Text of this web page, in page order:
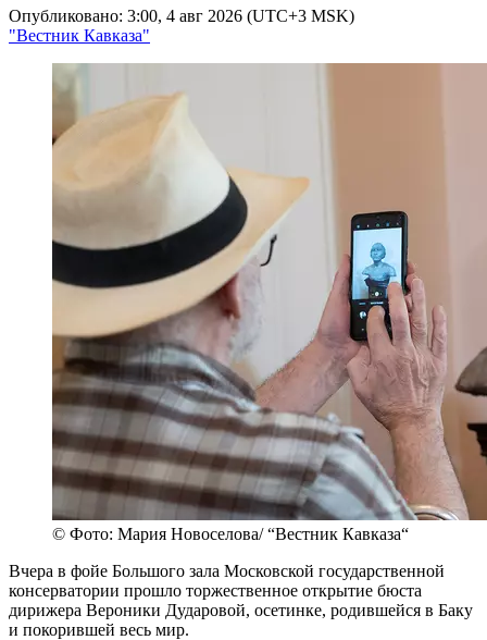
Опубликовано: 3:00, 4 авг 2026 (UTC+3 MSK)
"Вестник Кавказа"
© Фото: Мария Новоселова/ “Вестник Кавказа“
Вчера в фойе Большого зала Московской государственной
консерватории прошло торжественное открытие бюста
дирижера Вероники Дударовой, осетинке, родившейся в Баку
и покорившей весь мир.